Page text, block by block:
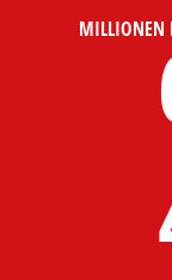
MILLIONEN